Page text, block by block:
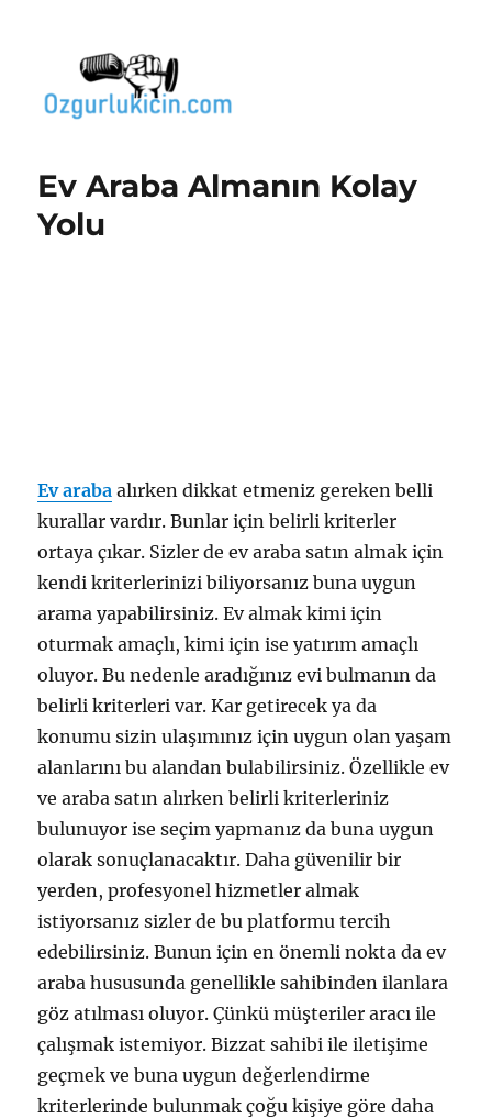
Ev Araba Almanın Kolay
Yolu
Ev araba alırken dikkat etmeniz gereken belli
kurallar vardır. Bunlar için belirli kriterler
ortaya çıkar. Sizler de ev araba satın almak için
kendi kriterlerinizi biliyorsanız buna uygun
arama yapabilirsiniz. Ev almak kimi için
oturmak amaçlı, kimi için ise yatırım amaçlı
oluyor. Bu nedenle aradığınız evi bulmanın da
belirli kriterleri var. Kar getirecek ya da
konumu sizin ulaşımınız için uygun olan yaşam
alanlarını bu alandan bulabilirsiniz. Özellikle ev
ve araba satın alırken belirli kriterleriniz
bulunuyor ise seçim yapmanız da buna uygun
olarak sonuçlanacaktır. Daha güvenilir bir
yerden, profesyonel hizmetler almak
istiyorsanız sizler de bu platformu tercih
edebilirsiniz. Bunun için en önemli nokta da ev
araba hususunda genellikle sahibinden ilanlara
göz atılması oluyor. Çünkü müşteriler aracı ile
çalışmak istemiyor. Bizzat sahibi ile iletişime
geçmek ve buna uygun değerlendirme
kriterlerinde bulunmak çoğu kişiye göre daha